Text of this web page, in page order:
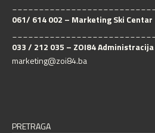
061/ 614 002 – Marketing Ski Centar
033 / 212 035 – ZOI84 Administracija
marketing@zoi84.ba
PRETRAGA